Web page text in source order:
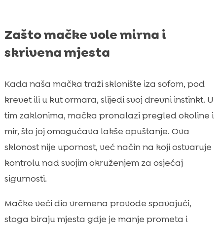
Zašto mačke vole mirna i
skrivena mjesta
Kada naša mačka traži sklonište iza sofom, pod
krevet ili u kut ormara, slijedi svoj drevni instinkt. U
tim zaklonima, mačka pronalazi pregled okoline i
mir, što joj omogućava lakše opuštanje. Ova
sklonost nije upornost, već način na koji ostvaruje
kontrolu nad svojim okruženjem za osjećaj
sigurnosti.
Mačke veći dio vremena provode spavajući,
stoga biraju mjesta gdje je manje prometa i